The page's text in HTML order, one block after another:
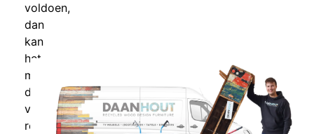
voldoen,
dan
kan
het
meubel
direct
vrijblijvend
retour.